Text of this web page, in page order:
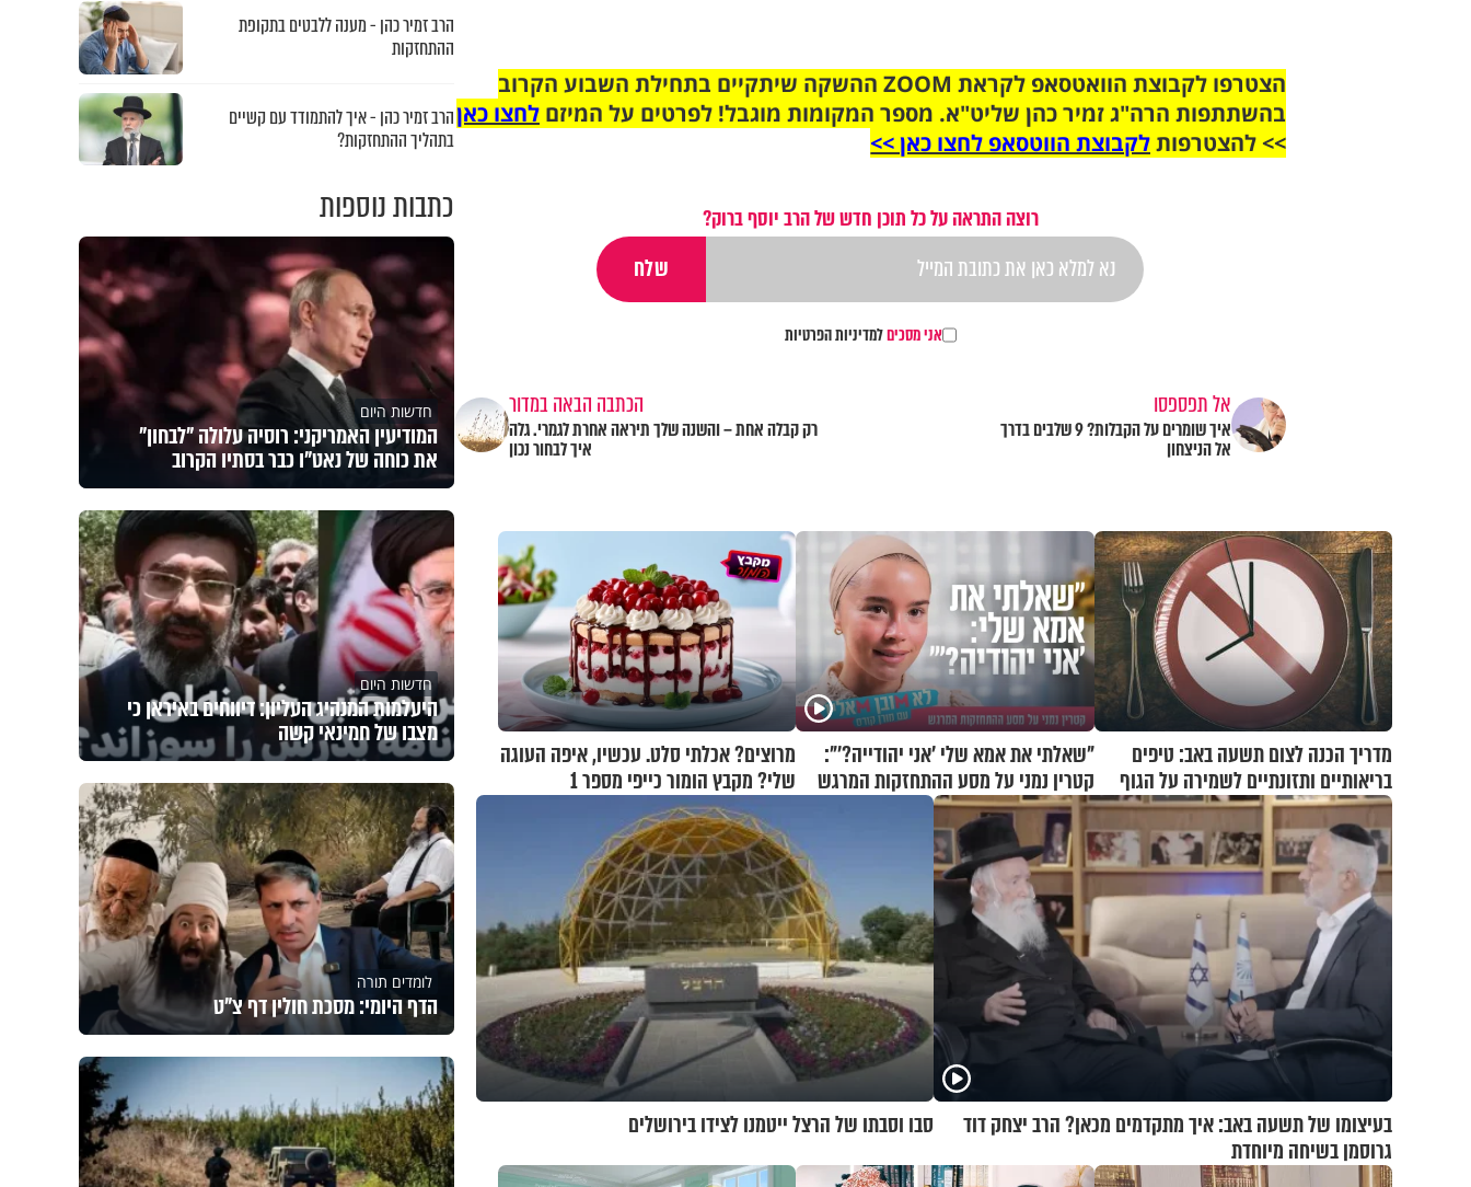
הצטרפו לקבוצת הוואטסאפ לקראת ZOOM ההשקה שיתקיים בתחילת השבוע הקרוב
בהשתתפות הרה"ג זמיר כהן שליט"א. מספר המקומות מוגבל! לפרטים על המיזם לחצו כאן
>> להצטרפותלקבוצת הווטסאפ לחצו כאן >>
רוצה התראה על כל תוכן חדש של הרב יוסף ברוק?
אני מסכיםלמדיניות הפרטיות
אל תפספסו
איך שומרים על הקבלות? 9 שלבים בדרך
אל הניצחון
הכתבה הבאה במדור
רק קבלה אחת – והשנה שלך תיראה אחרת לגמרי. גלה
איך לבחור נכון
מדריך הכנה לצום תשעה באב: טיפים
בריאותיים ותזונתיים לשמירה על הגוף
"שאלתי את אמא שלי 'אני יהודייה?'":
קטרין נמני על מסע ההתחזקות המרגש
מרוצים? אכלתי סלט. עכשיו, איפה העוגה
שלי? מקבץ הומור כייפי מספר 1
בעיצומו של תשעה באב: איך מתקדמים מכאן? הרב יצחק דוד
גרוסמן בשיחה מיוחדת
סבו וסבתו של הרצל ייטמנו לצידו בירושלים
הרב זמיר כהן - מענה ללבטים בתקופת
ההתחזקות
הרב זמיר כהן - איך להתמודד עם קשיים
בתהליך ההתחזקות?
כתבות נוספות
חדשות היום
המודיעין האמריקני: רוסיה עלולה "לבחון"
את כוחה של נאט"ו כבר בסתיו הקרוב
חדשות היום
היעלמות המנהיג העליון: דיווחים באיראן כי
מצבו של חמינאי קשה
לומדים תורה
הדף היומי: מסכת חולין דף צ"ט